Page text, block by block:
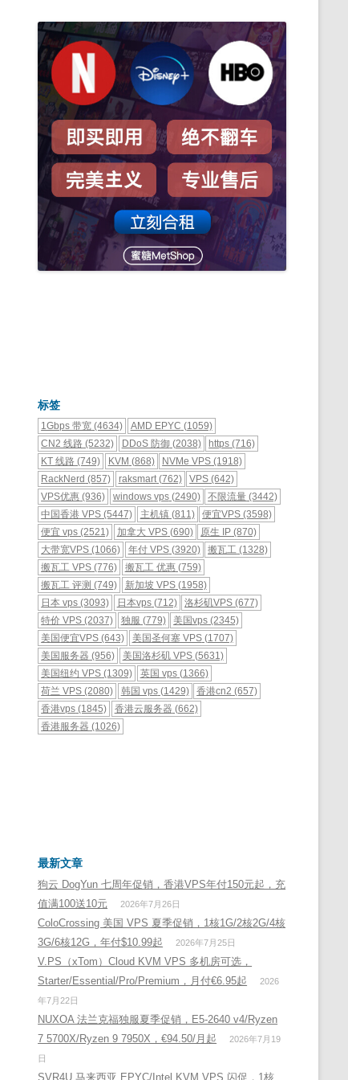
标签
1Gbps 带宽 (4634) AMD EPYC (1059)
CN2 线路 (5232) DDoS 防御(2038) https (716)
KT 线路 (749) KVM (868) NVMe VPS (1918)
RackNerd (857) raksmart(762) VPS (642)
VPS优惠 (936) windows vps(2490) 不限流量 (3442)
中国香港 VPS (5447) 主机镇(811) 便宜VPS (3598)
便宜 vps (2521) 加拿大 VPS(690) 原生 IP (870)
大带宽VPS (1066) 年付 VPS(3920) 搬瓦工 (1328)
搬瓦工 VPS (776) 搬瓦工 优惠(759)
搬瓦工 评测 (749) 新加坡 VPS(1958)
日本 vps (3093) 日本vps(712) 洛杉矶VPS (677)
特价 VPS (2037) 独服 (779) 美国vps (2345)
美国便宜VPS (643) 美国圣何塞 VPS(1707)
美国服务器 (956) 美国洛杉矶 VPS(5631)
美国纽约 VPS (1309) 英国 vps(1366)
荷兰 VPS (2080) 韩国 vps(1429) 香港cn2 (657)
香港vps (1845) 香港云服务器 (662)
香港服务器 (1026)
最新文章
狗云 DogYun 七周年促销，香港VPS年付150元起，充
值满100送10元
2026年7月26日
ColoCrossing 美国 VPS 夏季促销，1核1G/2核2G/4核
3G/6核12G，年付$10.99起
2026年7月25日
V.PS（xTom）Cloud KVM VPS 多机房可选，
Starter/Essential/Pro/Premium，月付€6.95起
2026
年7月22日
NUXOA 法兰克福独服夏季促销，E5-2640 v4/Ryzen
7 5700X/Ryzen 9 7950X，€94.50/月起
2026年7月19
日
SVR4U 马来西亚 EPYC/Intel KVM VPS 闪促，1核